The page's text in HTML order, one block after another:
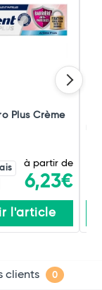
Plus Crème
à partir de
6,23€
l'article
clients 0